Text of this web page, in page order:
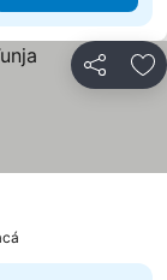
Compartir